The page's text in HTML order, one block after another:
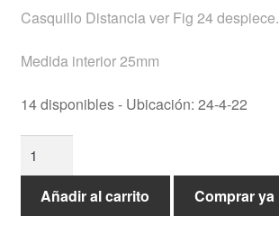
Casquillo Distancia ver Fig 24 despiece.
Medida interior 25mm
14 disponibles - Ubicación: 24-4-22
Distancia
piñon
salida
Añadir al carrito Comprar ya